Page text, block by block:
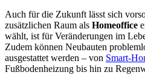
Auch für die Zukunft lässt sich
zusätzlichen Raum als Homeoffice
wählt, ist für Veränderungen im
Zudem können Neubauten
ausgestattet werden – von Smart-
Fußbodenheizung bis hin zu